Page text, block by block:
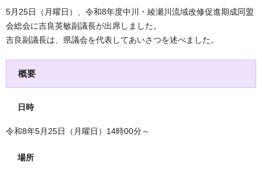
5月25日（月曜日）、令和8年度中川・綾瀬川流域改修促進期成同盟
会総会に吉良英敏副議長が出席しました。
吉良副議長は、県議会を代表してあいさつを述べました。
概要
日時
令和8年5月25日（月曜日）14時00分～
場所